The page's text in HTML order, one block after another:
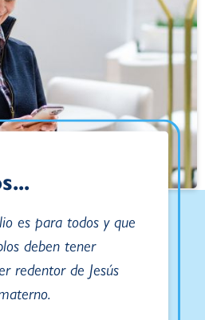
es para todos y que
deben tener
redentor de Jesús